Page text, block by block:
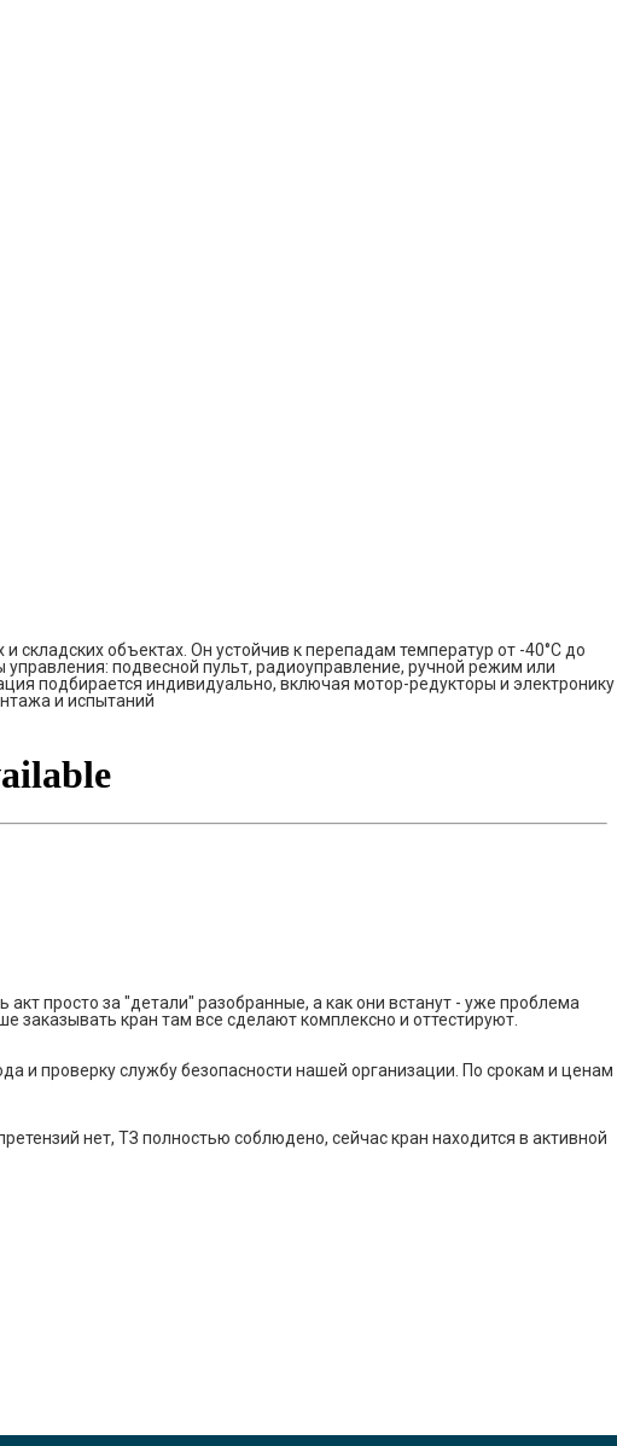
объектах. Он устойчив к перепадам температур от -40°C до
подвесной пульт, радиоуправление, ручной режим или
подбирается индивидуально, включая мотор-редукторы и электронику
и испытаний
просто за "детали" разобранные, а как они встанут - уже проблема
заказывать кран там все сделают комплексно и оттестируют.
и проверку службу безопасности нашей организации. По срокам и ценам
нет, ТЗ полностью соблюдено, сейчас кран находится в активной